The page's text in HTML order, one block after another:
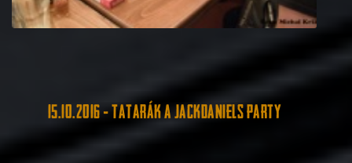
15.10.2016 - TATARÁK A JACKDANIELS PARTY